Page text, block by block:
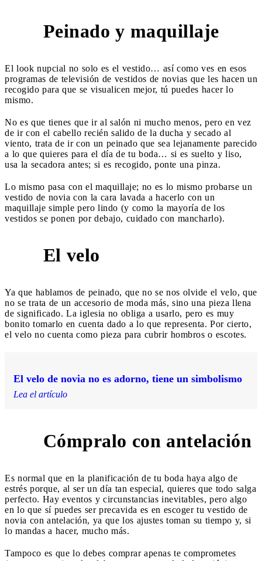
Peinado y maquillaje
El look nupcial no solo es el vestido… así como ves en esos
programas de televisión de vestidos de novias que les hacen un
recogido para que se visualicen mejor, tú puedes hacer lo
mismo.
No es que tienes que ir al salón ni mucho menos, pero en vez
de ir con el cabello recién salido de la ducha y secado al
viento, trata de ir con un peinado que sea lejanamente parecido
a lo que quieres para el día de tu boda… si es suelto y liso,
usa la secadora antes; si es recogido, ponte una pinza.
Lo mismo pasa con el maquillaje; no es lo mismo probarse un
vestido de novia con la cara lavada a hacerlo con un
maquillaje simple pero lindo (y como la mayoría de los
vestidos se ponen por debajo, cuidado con mancharlo).
El velo
Ya que hablamos de peinado, que no se nos olvide el velo, que
no se trata de un accesorio de moda más, sino una pieza llena
de significado. La iglesia no obliga a usarlo, pero es muy
bonito tomarlo en cuenta dado a lo que representa. Por cierto,
el velo no cuenta como pieza para cubrir hombros o escotes.
El velo de novia no es adorno, tiene un simbolismo
Lea el artículo
Cómpralo con antelación
Es normal que en la planificación de tu boda haya algo de
estrés porque, al ser un día tan especial, quieres que todo salga
perfecto. Hay eventos y circunstancias inevitables, pero algo
en lo que sí puedes ser precavida es en escoger tu vestido de
novia con antelación, ya que los ajustes toman su tiempo y, si
lo mandas a hacer, mucho más.
Tampoco es que lo debes comprar apenas te comprometes